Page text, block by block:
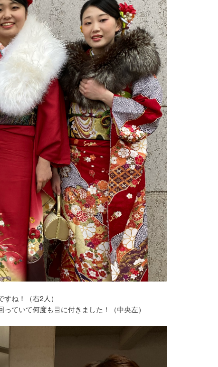
ね！（右2人）
ていて何度も目に付きました！（中央左）